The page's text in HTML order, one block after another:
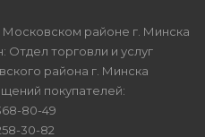
районе г. Минска
торговли и услуг
района г. Минска
покупателей:
80-49
30-82